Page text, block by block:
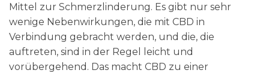
Mittel zur Schmerzlinderung. Es gibt nur sehr
wenige Nebenwirkungen, die mit CBD in
Verbindung gebracht werden, und die, die
auftreten, sind in der Regel leicht und
vorübergehend. Das macht CBD zu einer